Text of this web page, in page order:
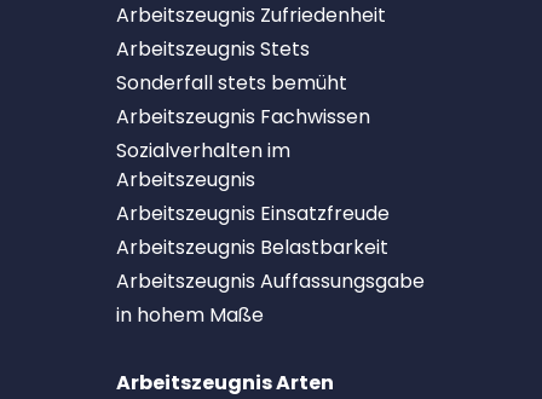
Arbeitszeugnis Zufriedenheit
Arbeitszeugnis Stets
Sonderfall stets bemüht
Arbeitszeugnis Fachwissen
Sozialverhalten im
Arbeitszeugnis
Arbeitszeugnis Einsatzfreude
Arbeitszeugnis Belastbarkeit
Arbeitszeugnis Auffassungsgabe
in hohem Maße
Arbeitszeugnis Arten